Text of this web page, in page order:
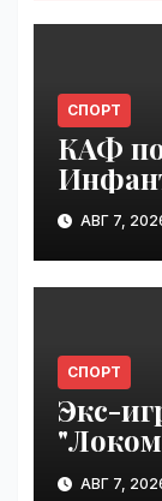
СПОРТ
КАФ
ФИФА
АВГ 7,
СПОРТ
Экс-
АВГ 7,